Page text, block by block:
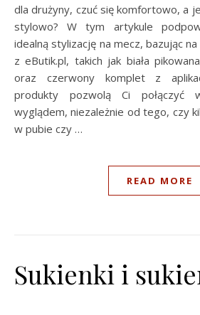
dla drużyny, czuć się komfortowo, a
stylowo? W tym artykule
idealną stylizację na mecz, bazując
z eButik.pl, takich jak biała
oraz czerwony komplet z
produkty pozwolą Ci połączyć
wyglądem, niezależnie od tego, czy
w pubie czy …
READ MORE
Sukienki i